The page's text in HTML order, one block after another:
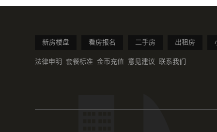
新房楼盘 看房报名 二手房 出租房
法律申明 套餐标准 金币充值 意见建议 联系我们